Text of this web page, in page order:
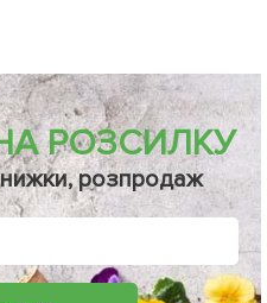
РОЗСИЛКУ
розпродаж